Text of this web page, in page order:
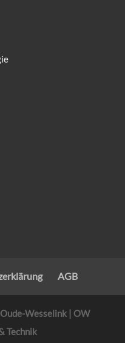
AGB
Wesselink | OW
Technik